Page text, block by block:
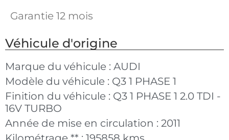
Garantie 12 mois
Véhicule d'origine
Marque du véhicule : AUDI
Modèle du véhicule : Q3 1 PHASE 1
Finition du véhicule : Q3 1 PHASE 1 2.0 TDI -
16V TURBO
Année de mise en circulation : 2011